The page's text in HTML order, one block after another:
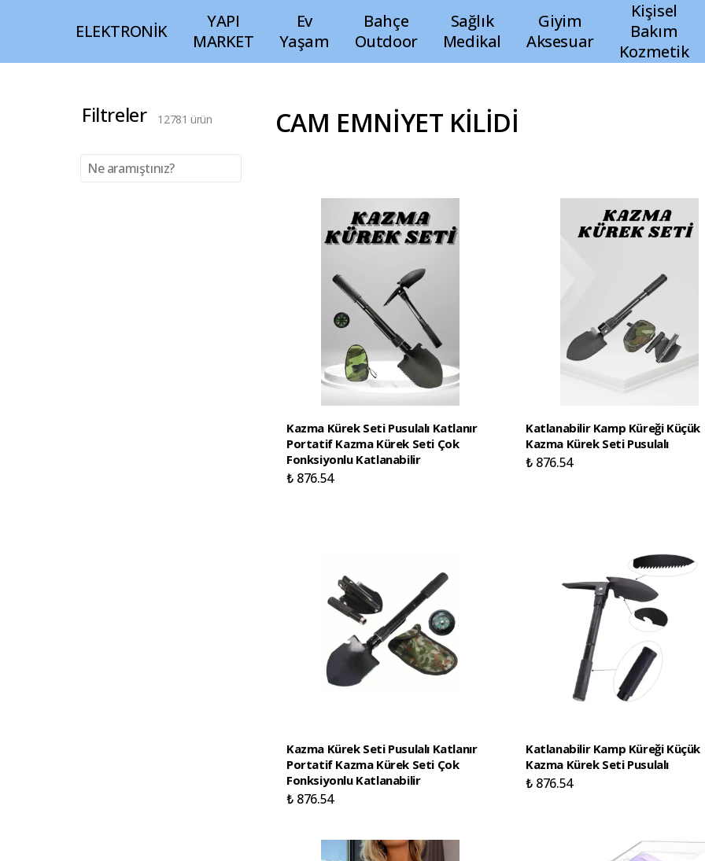
ELEKTRONİK
YAPI
MARKET
Ev
Yaşam
Bahçe
Outdoor
Sağlık
Medikal
Giyim
Aksesuar
Kişisel
Bakım
Kozmetik
Filtreler 12781 ürün CAM EMNİYET KİLİDİ
Kazma Kürek Seti Pusulalı Katlanır
Portatif Kazma Kürek Seti Çok
Fonksiyonlu Katlanabilir
₺ 876.54
Katlanabilir Kamp Küreği Küçük
Kazma Kürek Seti Pusulalı
₺ 876.54
Kazma Kürek Seti Pusulalı Katlanır
Portatif Kazma Kürek Seti Çok
Fonksiyonlu Katlanabilir
₺ 876.54
Katlanabilir Kamp Küreği Küçük
Kazma Kürek Seti Pusulalı
₺ 876.54